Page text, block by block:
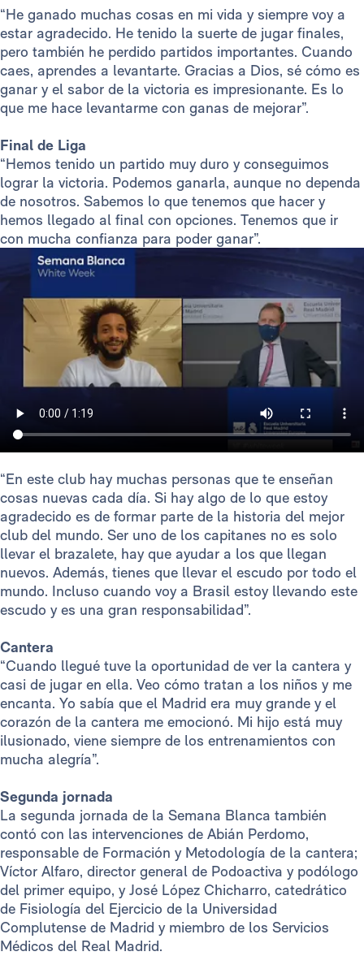
“He ganado muchas cosas en mi vida y siempre voy a
estar agradecido. He tenido la suerte de jugar finales,
pero también he perdido partidos importantes. Cuando
caes, aprendes a levantarte. Gracias a Dios, sé cómo es
ganar y el sabor de la victoria es impresionante. Es lo
que me hace levantarme con ganas de mejorar”.
Final de Liga
“Hemos tenido un partido muy duro y conseguimos
lograr la victoria. Podemos ganarla, aunque no dependa
de nosotros. Sabemos lo que tenemos que hacer y
hemos llegado al final con opciones. Tenemos que ir
con mucha confianza para poder ganar”.
“En este club hay muchas personas que te enseñan
cosas nuevas cada día. Si hay algo de lo que estoy
agradecido es de formar parte de la historia del mejor
club del mundo. Ser uno de los capitanes no es solo
llevar el brazalete, hay que ayudar a los que llegan
nuevos. Además, tienes que llevar el escudo por todo el
mundo. Incluso cuando voy a Brasil estoy llevando este
escudo y es una gran responsabilidad”.
Cantera
“Cuando llegué tuve la oportunidad de ver la cantera y
casi de jugar en ella. Veo cómo tratan a los niños y me
encanta. Yo sabía que el Madrid era muy grande y el
corazón de la cantera me emocionó. Mi hijo está muy
ilusionado, viene siempre de los entrenamientos con
mucha alegría”.
Segunda jornada
La segunda jornada de la Semana Blanca también
contó con las intervenciones de Abián Perdomo,
responsable de Formación y Metodología de la cantera;
Víctor Alfaro, director general de Podoactiva y podólogo
del primer equipo, y José López Chicharro, catedrático
de Fisiología del Ejercicio de la Universidad
Complutense de Madrid y miembro de los Servicios
Médicos del Real Madrid.